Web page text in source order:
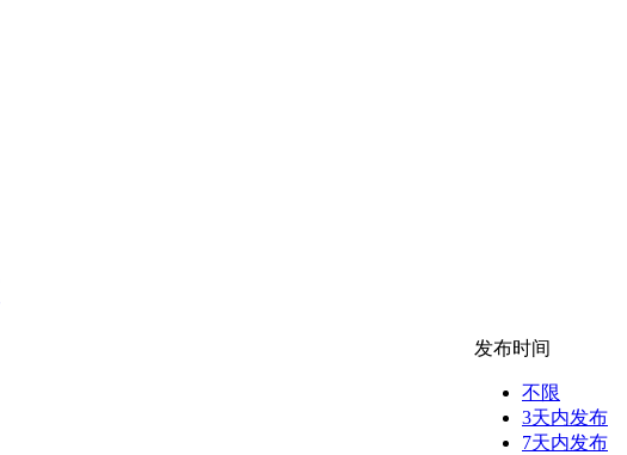
发布时间
不限
3天内发布
7天内发布